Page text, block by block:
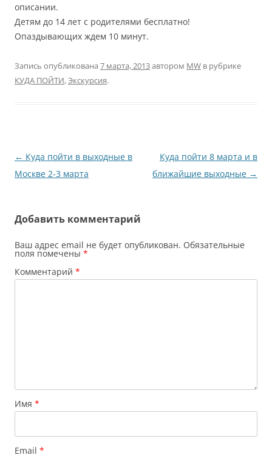
описании.
Детям до 14 лет с родителями бесплатно!
Опаздывающих ждем 10 минут.
Запись опубликована 7 марта, 2013автором MW в рубрике
КУДА ПОЙТИ,Экскурсия.
Навигация
по
← Куда пойти в выходные в
Москве 2-3 марта
Куда пойти 8 марта и в
ближайшие выходные →
Добавить комментарий
Ваш адрес email не будет опубликован. Обязательные
поля помечены *
Комментарий *
Имя *
Email *